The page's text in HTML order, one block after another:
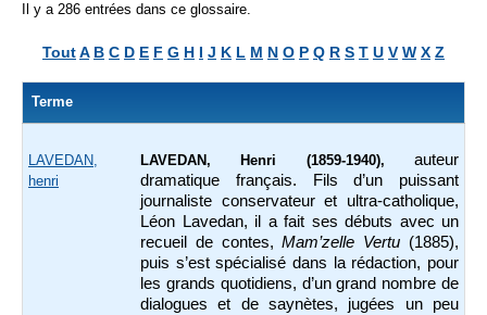
Il y a 286 entrées dans ce glossaire.
ToutA B C D E F G H I J K L M N O P Q R S T U V W X Z
Terme
LAVEDAN,
henri
LAVEDAN, Henri (1859-1940),
auteur
dramatique français. Fils d’un puissant
journaliste conservateur et ultra-catholique,
Léon Lavedan, il a fait ses débuts avec un
recueil de contes,Mam’zelle Vertu (1885),
puis s’est spécialisé dans la rédaction, pour
les grands quotidiens, d’un grand nombre de
dialogues et de saynètes, jugées un peu